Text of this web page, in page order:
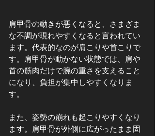
肩甲骨の動きが悪くなると、さまざま
な不調が現れやすくなると言われてい
ます。代表的なのが肩こりや首こりで
す。肩甲骨が動かない状態では、肩や
首の筋肉だけで腕の重さを支えること
になり、負担が集中しやすくなりま
す。
また、姿勢の崩れも起こりやすくなり
ます。肩甲骨が外側に広がったまま固